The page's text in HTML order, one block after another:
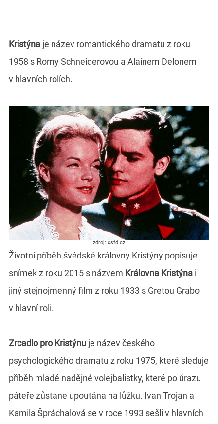
Kristýna je název romantického dramatu z roku
1958 s Romy Schneiderovou a Alainem Delonem
v hlavních rolích.
zdroj: csfd.cz
Životní příběh švédské královny Kristýny popisuje
snímek z roku 2015 s názvem Královna Kristýna i
jiný stejnojmenný film z roku 1933 s Gretou Grabo
v hlavní roli.
Zrcadlo pro Kristýnu je název českého
psychologického dramatu z roku 1975, které sleduje
příběh mladé nadějné volejbalistky, které po úrazu
páteře zůstane upoutána na lůžku. Ivan Trojan a
Kamila Špráchalová se v roce 1993 sešli v hlavních